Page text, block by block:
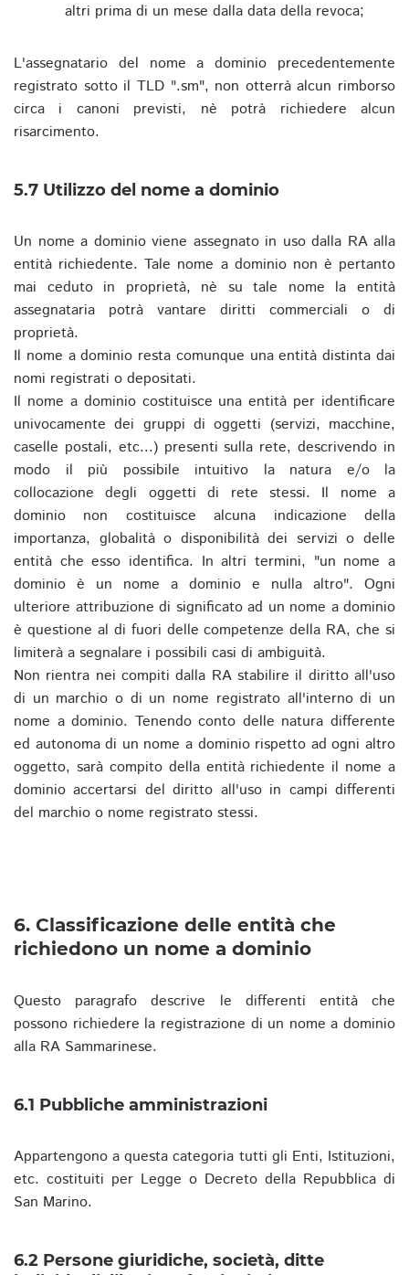
altri prima di un mese dalla data della revoca;
L'assegnatario del nome a dominio precedentemente
registrato sotto il TLD ".sm", non otterrà alcun rimborso
circa i canoni previsti, nè potrà richiedere alcun
risarcimento.
5.7 Utilizzo del nome a dominio
Un nome a dominio viene assegnato in uso dalla RA alla
entità richiedente. Tale nome a dominio non è pertanto
mai ceduto in proprietà, nè su tale nome la entità
assegnataria potrà vantare diritti commerciali o di
proprietà.
Il nome a dominio resta comunque una entità distinta dai
nomi registrati o depositati.
Il nome a dominio costituisce una entità per identificare
univocamente dei gruppi di oggetti (servizi, macchine,
caselle postali, etc...) presenti sulla rete, descrivendo in
modo il più possibile intuitivo la natura e/o la
collocazione degli oggetti di rete stessi. Il nome a
dominio non costituisce alcuna indicazione della
importanza, globalità o disponibilità dei servizi o delle
entità che esso identifica. In altri termini, "un nome a
dominio è un nome a dominio e nulla altro". Ogni
ulteriore attribuzione di significato ad un nome a dominio
è questione al di fuori delle competenze della RA, che si
limiterà a segnalare i possibili casi di ambiguità.
Non rientra nei compiti dalla RA stabilire il diritto all'uso
di un marchio o di un nome registrato all'interno di un
nome a dominio. Tenendo conto delle natura differente
ed autonoma di un nome a dominio rispetto ad ogni altro
oggetto, sarà compito della entità richiedente il nome a
dominio accertarsi del diritto all'uso in campi differenti
del marchio o nome registrato stessi.
6. Classificazione delle entità che
richiedono un nome a dominio
Questo paragrafo descrive le differenti entità che
possono richiedere la registrazione di un nome a dominio
alla RA Sammarinese.
6.1 Pubbliche amministrazioni
Appartengono a questa categoria tutti gli Enti, Istituzioni,
etc. costituiti per Legge o Decreto della Repubblica di
San Marino.
6.2 Persone giuridiche, società, ditte